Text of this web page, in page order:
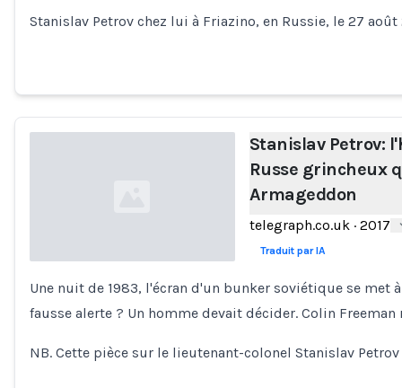
Stanislav Petrov chez lui à Friazino, en Russie, le 27 août
Stanislav Petrov:
Russe grincheux
Armageddon
telegraph.co.uk· 2017
Traduit par IA
Une nuit de 1983, l'écran d'un bunker soviétique se met
fausse alerte ? Un homme devait décider. Colin
NB. Cette pièce sur le lieutenant-colonel Stanislav Petrov